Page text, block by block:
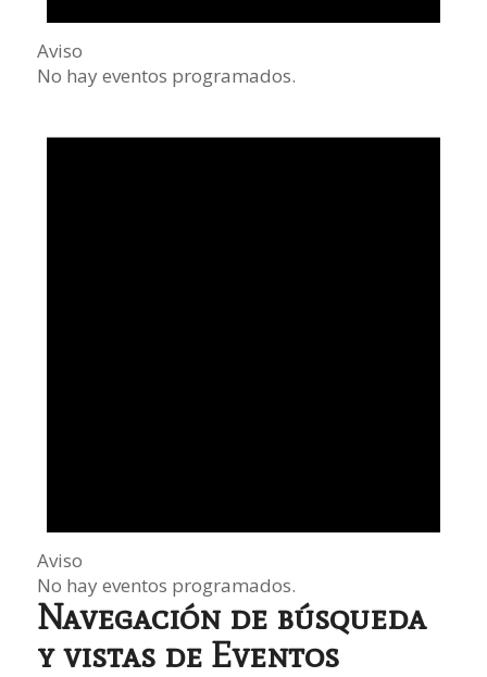
Aviso
No hay eventos programados.
Aviso
No hay eventos programados.
Navegación de búsqueda
y vistas de Eventos